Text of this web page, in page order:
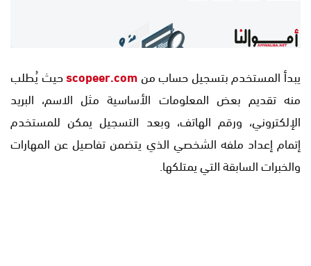
يبدأ المستخدم بتسجيل حساب منscopeer.comحيث يُطلب
منه تقديم بعض المعلومات الأساسية مثل الاسم، البريد
الإلكتروني، ورقم الهاتف، وبعد التسجيل يمكن للمستخدم
إتمام إعداد ملفه الشخصي الذي يتضمن تفاصيل عن المهارات
والخبرات السابقة التي يمتلكها.